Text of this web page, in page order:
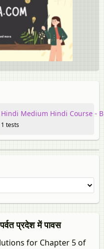
B
Hindi Medium Hindi Course - B
1 tests
प्रदेश में पावस
for Chapter 5 of